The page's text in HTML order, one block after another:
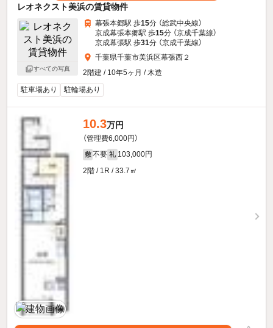
レオネクスト美浜の賃貸物件
すべての写真
幕張本郷駅 歩15分 （総武中央線）
京成幕張本郷駅 歩15分 （京成千葉線）
京成幕張駅 歩31分 （京成千葉線）
千葉県千葉市美浜区幕張西２
2階建 / 10年5ヶ月 / 木造
駐車場あり
駐輪場あり
10.3万円
（管理費6,000円）
敷 不要 礼 103,000円
2階 / 1R / 33.7㎡